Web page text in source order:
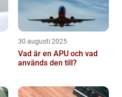
30 augusti 2025
Vad är en APU och vad
används den till?